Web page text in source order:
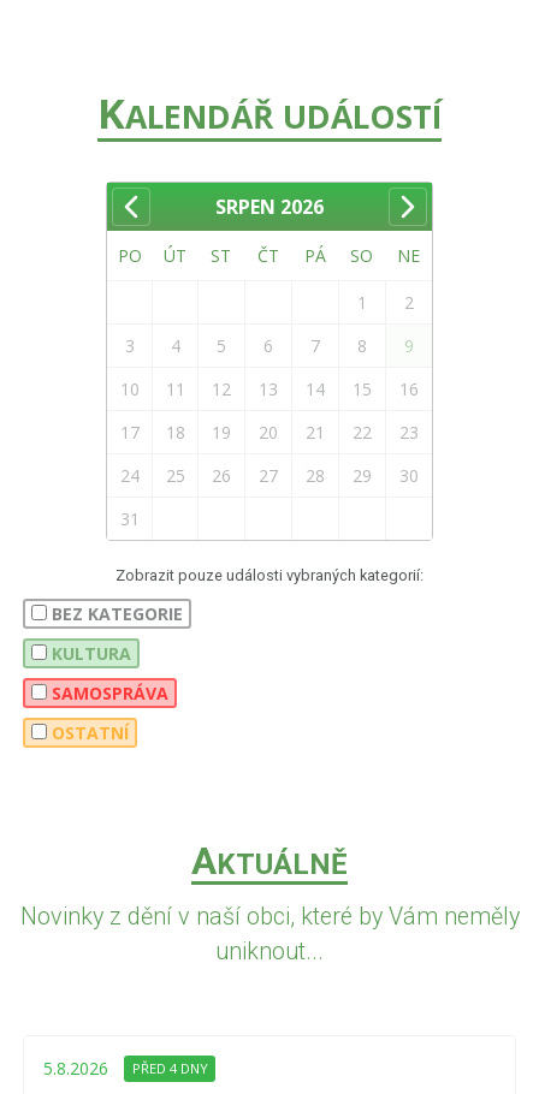
KALENDÁŘ UDÁLOSTÍ
SRPEN 2026
PO ÚT ST ČT PÁ SO NE
1
2
3
4 5 6 7 8
9
10
11 12 13 14 15
16
17
18 19 20 21 22
23
24
25 26 27 28 29
30
31
Zobrazit pouze události vybraných kategorií:
BEZ KATEGORIE
KULTURA
SAMOSPRÁVA
OSTATNÍ
AKTUÁLNĚ
Novinky z dění v naší obci, které by Vám neměly
uniknout...
5.8.2026 PŘED 4 DNY